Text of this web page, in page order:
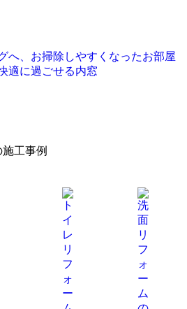
へ、お掃除しやすくなったお部屋
適に過ごせる内窓
工事例